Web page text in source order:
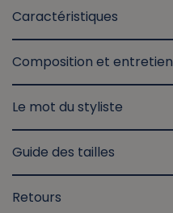
Caractéristiques
Composition et entretien
Le mot du styliste
Guide des tailles
Retours